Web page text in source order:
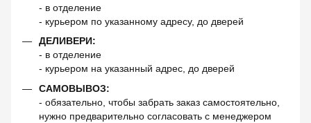
- в отделение
- курьером по указанному адресу, до дверей
ДЕЛИВЕРИ:
- в отделение
- курьером на указанный адрес, до дверей
САМОВЫВОЗ:
- обязательно, чтобы забрать заказ самостоятельно,
нужно предварительно согласовать с менеджером